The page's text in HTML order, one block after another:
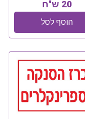
20 ש"ח
הוסף לסל